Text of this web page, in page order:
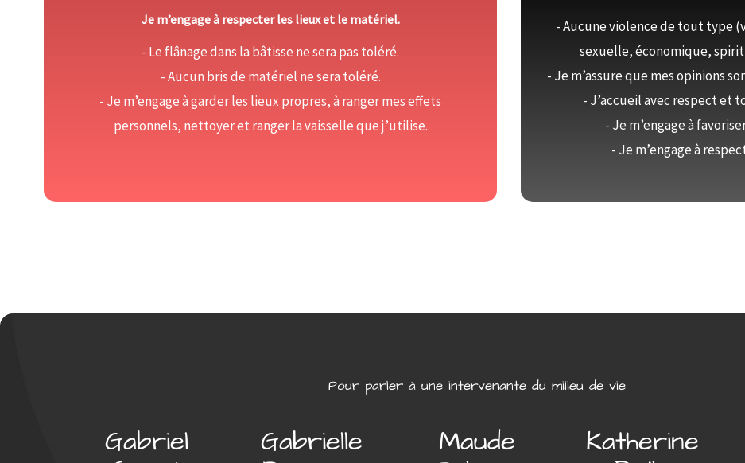
Je m’engage à respecter les lieux et le matériel.
- Le flânage dans la bâtisse ne sera pas toléré.
- Aucun bris de matériel ne sera toléré.
- Je m’engage à garder les lieux propres, à ranger mes effets
personnels, nettoyer et ranger la vaisselle que j’utilise.
- Aucune violence de tout type
sexuelle, économique,
- Je m’assure que mes opinions
- J’accueil avec respect et
- Je m’engage à
- Je m’engage à
Pour parler à une intervenante du milieu de vie
Gabriel Gabrielle Maude Katherine